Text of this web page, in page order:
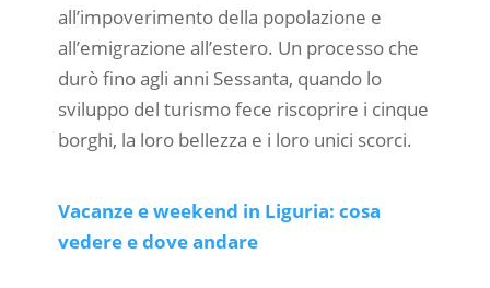
all’impoverimento della popolazione e
all’emigrazione all’estero. Un processo che
durò fino agli anni Sessanta, quando lo
sviluppo del turismo fece riscoprire i cinque
borghi, la loro bellezza e i loro unici scorci.
Vacanze e weekend in Liguria: cosa
vedere e dove andare